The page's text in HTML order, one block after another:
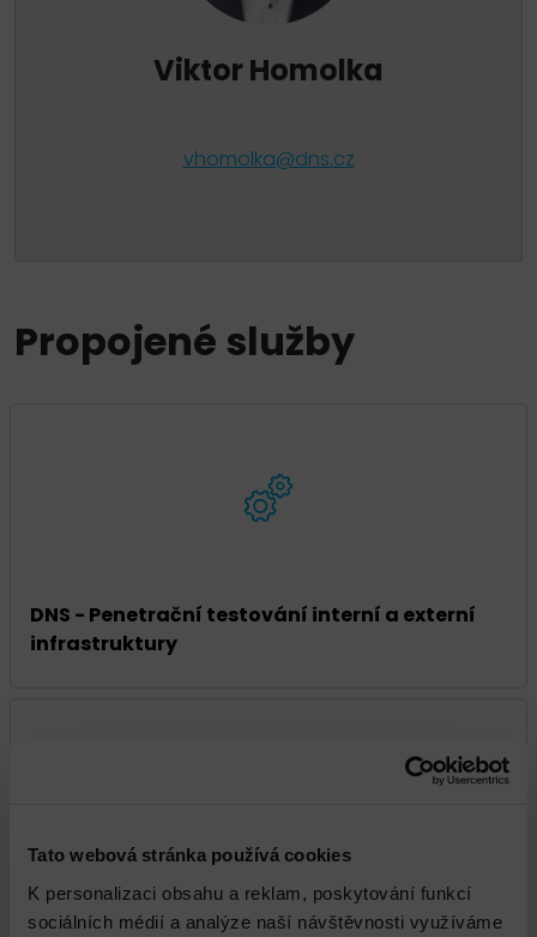
Tato webová stránka používá cookies
K personalizaci obsahu a reklam, poskytování funkcí
sociálních médií a analýze naší návštěvnosti využíváme
Viktor Homolka
vhomolka@dns.cz
Propojené služby
DNS - Penetrační testování interní a externí
infrastruktury
Check point Instalace a implementace